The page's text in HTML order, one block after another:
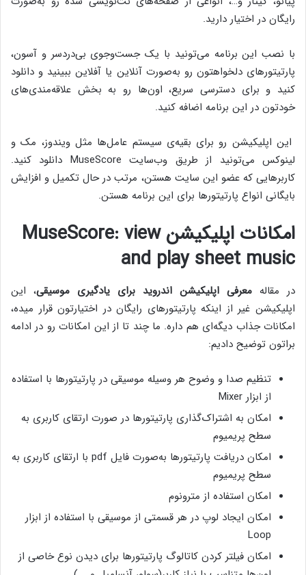
رایگان در اختیار دارید.
با نصب این برنامه می‌تونید با یک جست‌وجوی بی‌دردسر و آسون،
پارتیتورهای دلخواهتون رو به‌صورت آنلاین یا آفلاین ببینید و دانلود
کنید و برای دسترسی سریع، اون‌ها رو به بخش علاقه‌مندی‌های
خودتون در این برنامه اضافه کنید.
این اپلیکیشن رو برای بقیه‌ی سیستم‌ عامل‌ها مثل ویندوز، مک و
لینوکس می‌تونید از طریق وب‌سایت MuseScore دانلود کنید.
کاربرهایی که عضو این سایت هستن، مرتب در حال تکمیل و افزایش
بایگانی انواع پارتیتورها برای این برنامه هستن.
امکانات اپلیکیشن MuseScore: view
and play sheet music
در مقاله معرفی اپلیکیشن اندروید برای یادگیری موسیقی، این
اپلیکیشن غیر از اینکه پارتیتورهای رایگان در اختیارتون قرار میده،
امکانات جذاب دیگه‌ای هم داره. ما چند تا از این امکانات رو در ادامه
براتون توضیح دادیم:
تنظیم صدا و وضوح هر وسیله موسیقی در پارتیتورها با استفاده
از ابزار Mixer
امکان به اشتراک‌گذاری پارتیتورها در صورت ارتقای کاربری به
سطح پریمیوم
امکان دریافت پارتیتورها به‌صورت فایل ‌‌pdf با ارتقای کاربری به
سطح پریمیوم
امکان استفاده از مترونوم
امکان ایجاد لوپ در هر قسمتی از موسیقی با استفاده از ابزار
Loop
امکان فیلتر کردن کاتالوگ پارتیتورها برای دیدن نوع خاصی از